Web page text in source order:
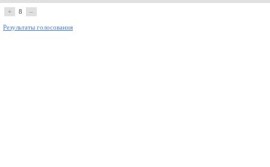
+ 8 –
Результаты голосования